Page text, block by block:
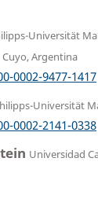
Universität
Argentina
0002-9477-1417
Universität
0002-2141-0338
Universidad